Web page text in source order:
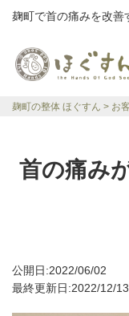
麹町で首の痛みを改善
麹町の整体 ほぐすん お
首の痛み
公開日:2022/06/02
最終更新日:2022/12/13